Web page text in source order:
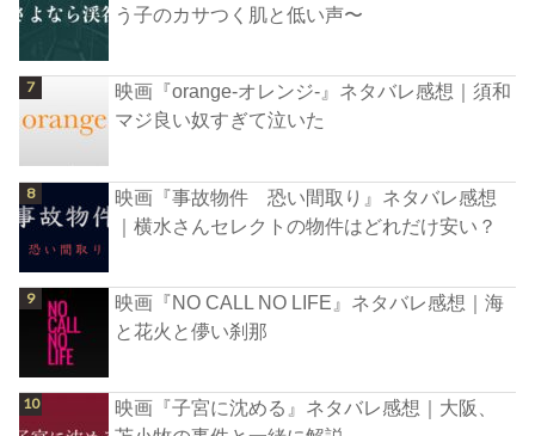
う子のカサつく肌と低い声〜
映画『orange-オレンジ-』ネタバレ感想｜須和
マジ良い奴すぎて泣いた
映画『事故物件 恐い間取り』ネタバレ感想
｜横水さんセレクトの物件はどれだけ安い？
映画『NO CALL NO LIFE』ネタバレ感想｜海
と花火と儚い刹那
映画『子宮に沈める』ネタバレ感想｜大阪、